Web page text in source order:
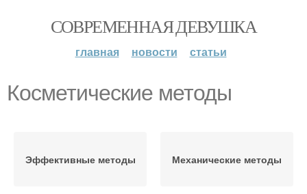
СОВРЕМЕННАЯ ДЕВУШКА
главная новости статьи
Косметические методы
Эффективные методы Механические методы